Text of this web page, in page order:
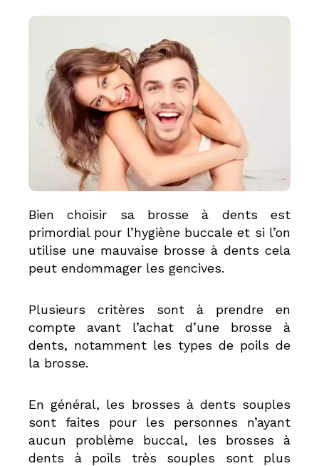
Bien choisir sa brosse à dents est
primordial pour l’hygiène buccale et si l’on
utilise une mauvaise brosse à dents cela
peut endommager les gencives.
Plusieurs critères sont à prendre en
compte avant l’achat d’une brosse à
dents, notamment les types de poils de
la brosse.
En général, les brosses à dents souples
sont faites pour les personnes n’ayant
aucun problème buccal, les brosses à
dents à poils très souples sont plus